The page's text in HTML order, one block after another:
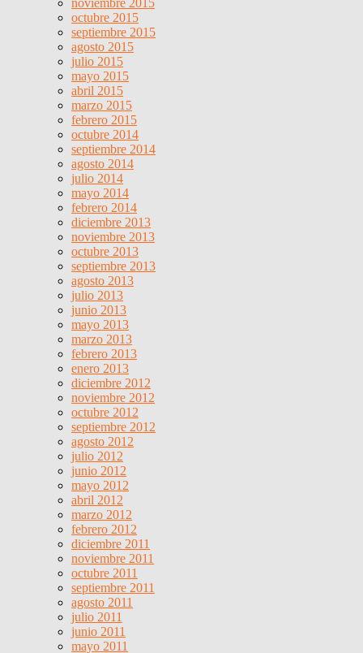
noviembre 2015
octubre 2015
septiembre 2015
agosto 2015
julio 2015
mayo 2015
abril 2015
marzo 2015
febrero 2015
octubre 2014
septiembre 2014
agosto 2014
julio 2014
mayo 2014
febrero 2014
diciembre 2013
noviembre 2013
octubre 2013
septiembre 2013
agosto 2013
julio 2013
junio 2013
mayo 2013
marzo 2013
febrero 2013
enero 2013
diciembre 2012
noviembre 2012
octubre 2012
septiembre 2012
agosto 2012
julio 2012
junio 2012
mayo 2012
abril 2012
marzo 2012
febrero 2012
diciembre 2011
noviembre 2011
octubre 2011
septiembre 2011
agosto 2011
julio 2011
junio 2011
mayo 2011